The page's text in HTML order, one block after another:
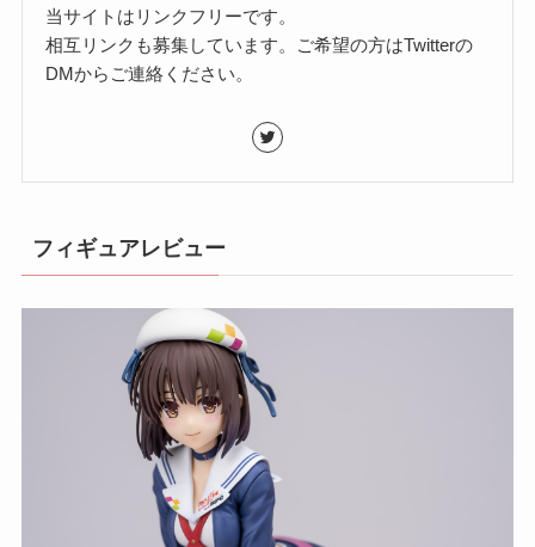
当サイトはリンクフリーです。
相互リンクも募集しています。ご希望の方はTwitterの
DMからご連絡ください。
フィギュアレビュー